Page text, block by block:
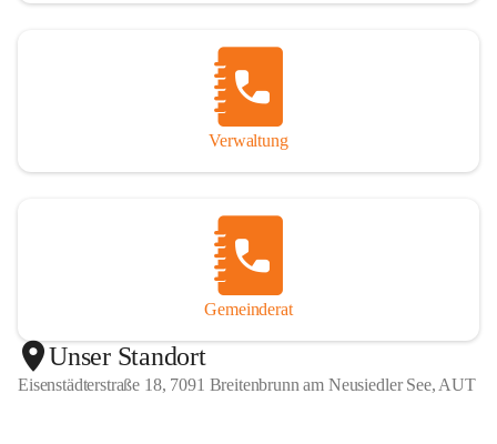
Verwaltung
Gemeinderat
Unser Standort
Eisenstädterstraße 18, 7091 Breitenbrunn am Neusiedler See, AUT